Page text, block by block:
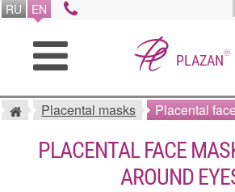
RU EN
PLAZAN®
Placental masks Placental
PLACENTAL FACE
AROUND